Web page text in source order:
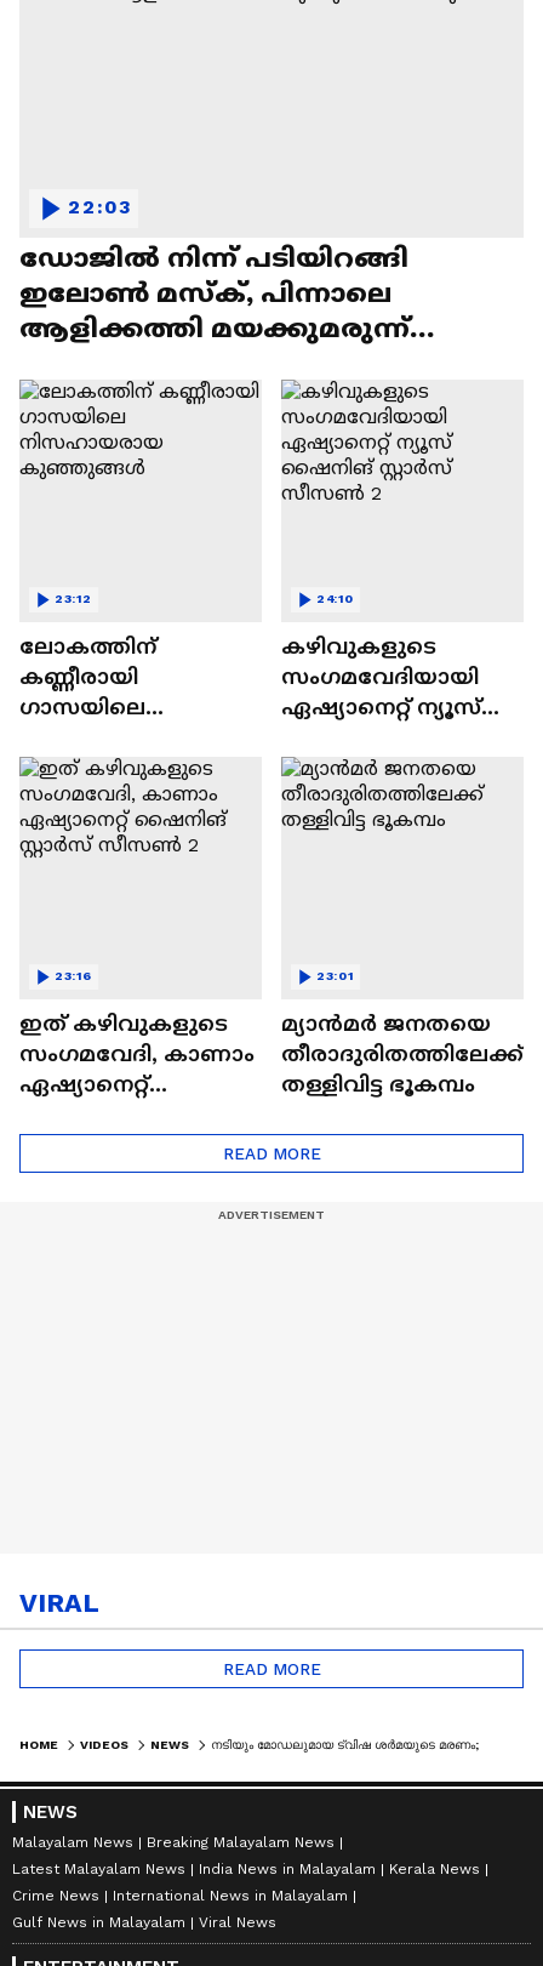
ഡോജിൽ നിന്ന് പടിയിറങ്ങി
ഇലോൺ മസ്ക്, പിന്നാലെ
ആളിക്കത്തി മയക്കുമരുന്ന്
22:03
ലോകത്തിന്
കണ്ണീരായി
ഗാസയിലെ
കുഞ്ഞുങ്ങൾ
23:12
കഴിവുകളുടെ
സംഗമവേദിയായി
ഏഷ്യാനെറ്റ് ന്യൂസ്
സീസൺ 2
24:10
ഇത് കഴിവുകളുടെ
സംഗമവേദി, കാണാം
ഏഷ്യാനെറ്റ്
23:16
മ്യാൻമർ ജനതയെ
തീരാദുരിതത്തിലേക്ക്
തള്ളിവിട്ട ഭൂകമ്പം
23:01
READ MORE
VIRAL
READ MORE
HOME VIDEOS NEWS
NEWS
Malayalam News
Breaking Malayalam News
Latest Malayalam News
India News in Malayalam
Kerala News
Crime News
International News in Malayalam
Gulf News in Malayalam
Viral News